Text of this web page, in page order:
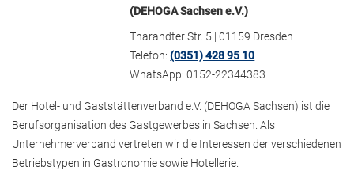
(DEHOGA Sachsen e.V.)
Tharandter Str. 5 | 01159 Dresden
Telefon:(0351) 428 95 10
WhatsApp: 0152-22344383
Der Hotel- und Gaststättenverband e.V. (DEHOGA Sachsen) ist die
Berufsorganisation des Gastgewerbes in Sachsen. Als
Unternehmerverband vertreten wir die Interessen der verschiedenen
Betriebstypen in Gastronomie sowie Hotellerie.